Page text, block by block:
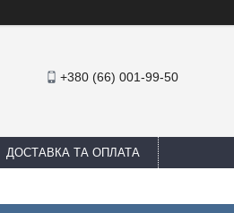
+380 (66) 001-99-50
ДОСТАВКА ТА ОПЛАТА